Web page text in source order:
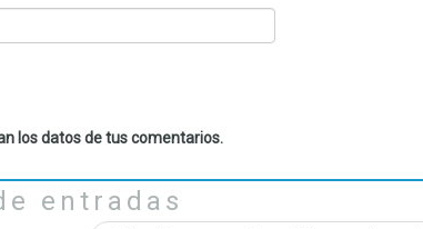
los datos de tus comentarios.
entradas